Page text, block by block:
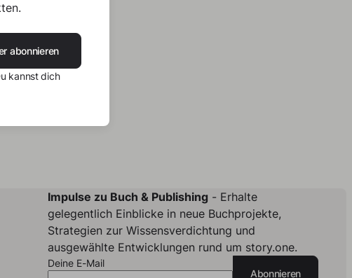
Impulse zu Buch & Publishing- Erhalte
gelegentlich Einblicke in neue Buchprojekte,
Strategien zur Wissensverdichtung und
ausgewählte Entwicklungen rund um story.one.
Deine E-Mail
Abonnieren
abonnieren
kannst dich